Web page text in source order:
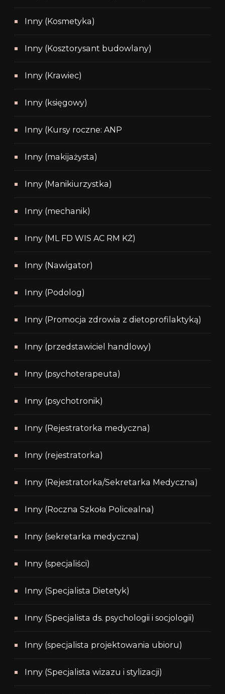
Inny (Kosmetyka)
Inny (Kosztorysant budowlany)
Inny (Krawiec)
Inny (księgowy)
Inny (Kursy roczne: ANP
Inny (makijażysta)
Inny (Manikiurzystka)
Inny (mechanik)
Inny (ML FD WIS AC RM KŻ)
Inny (Nawigator)
Inny (Podolog)
Inny (Promocja zdrowia z dietoprofilaktyką)
Inny (przedstawiciel handlowy)
Inny (psychoterapeuta)
Inny (psychotronik)
Inny (Rejestratorka medyczna)
Inny (rejestratorka)
Inny (Rejestratorka/Sekretarka Medyczna)
Inny (Roczna Szkoła Policealna)
Inny (sekretarka medyczna)
Inny (specjaliści)
Inny (Specjalista Dietetyk)
Inny (Specjalista ds. psychologii i socjologii)
Inny (specjalista projektowania ubioru)
Inny (Specjalista wizazu i stylizacji)